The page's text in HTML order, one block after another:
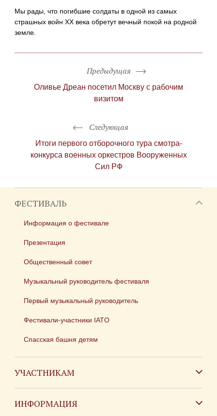
Мы рады, что погибшие солдаты в одной из самых
страшных войн XX века обретут вечный покой на родной
земле.
Следующая
Итоги первого отборочного тура смотра-
конкурса военных оркестров Вооруженных
Сил РФ
Предыдущая
Оливье Дреан посетил Москву с рабочим
визитом
ФЕСТИВАЛЬ
Информация о фестивале
Презентация
Общественный совет
Музыкальный руководитель фестиваля
Первый музыкальный руководитель
Фестивали-участники IATO
Спасская башня детям
УЧАСТНИКАМ
ИНФОРМАЦИЯ